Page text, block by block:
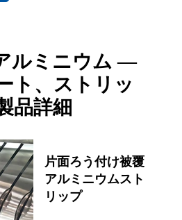
ルミニウム —
ト、ストリッ
品詳細
片面ろう付け被覆
アルミニウムスト
リップ